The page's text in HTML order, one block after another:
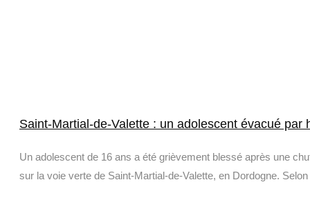
Saint-Martial-de-Valette : un adolescent évacué par
Un adolescent de 16 ans a été grièvement blessé après une
sur la voie verte de Saint-Martial-de-Valette, en Dordogne.